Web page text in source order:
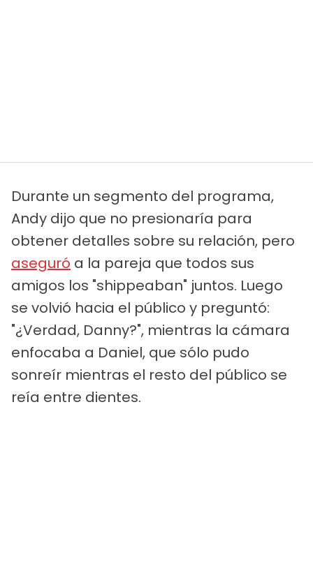
Durante un segmento del programa,
Andy dijo que no presionaría para
obtener detalles sobre su relación, pero
aseguró a la pareja que todos sus
amigos los "shippeaban" juntos. Luego
se volvió hacia el público y preguntó:
"¿Verdad, Danny?", mientras la cámara
enfocaba a Daniel, que sólo pudo
sonreír mientras el resto del público se
reía entre dientes.